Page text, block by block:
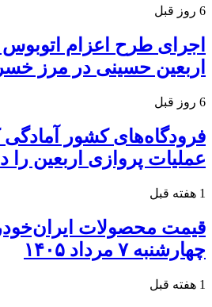
6 روز قبل
اجرای طرح اعزام
اربعین حسینی در مرز
6 روز قبل
فرودگاه‌های کشور
عملیات پروازی اربعین را
1 هفته قبل
قیمت محصولات
چهارشنبه ۷ مرداد ۱۴۰۵
1 هفته قبل